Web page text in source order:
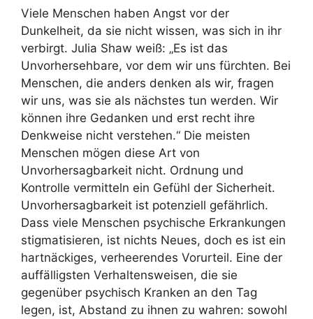
Viele Menschen haben Angst vor der
Dunkelheit, da sie nicht wissen, was sich in ihr
verbirgt. Julia Shaw weiß: „Es ist das
Unvorhersehbare, vor dem wir uns fürchten. Bei
Menschen, die anders denken als wir, fragen
wir uns, was sie als nächstes tun werden. Wir
können ihre Gedanken und erst recht ihre
Denkweise nicht verstehen.“ Die meisten
Menschen mögen diese Art von
Unvorhersagbarkeit nicht. Ordnung und
Kontrolle vermitteln ein Gefühl der Sicherheit.
Unvorhersagbarkeit ist potenziell gefährlich.
Dass viele Menschen psychische Erkrankungen
stigmatisieren, ist nichts Neues, doch es ist ein
hartnäckiges, verheerendes Vorurteil. Eine der
auffälligsten Verhaltensweisen, die sie
gegenüber psychisch Kranken an den Tag
legen, ist, Abstand zu ihnen zu wahren: sowohl